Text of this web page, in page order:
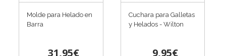
Molde para Helado en
Barra
31,95€
Cuchara para Galletas
y Helados - Wilton
9,95€